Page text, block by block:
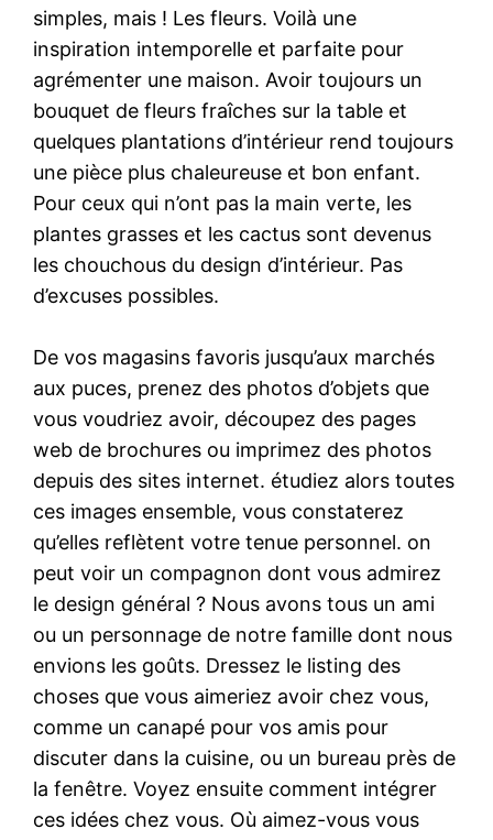
simples, mais ! Les fleurs. Voilà une
inspiration intemporelle et parfaite pour
agrémenter une maison. Avoir toujours un
bouquet de fleurs fraîches sur la table et
quelques plantations d’intérieur rend toujours
une pièce plus chaleureuse et bon enfant.
Pour ceux qui n’ont pas la main verte, les
plantes grasses et les cactus sont devenus
les chouchous du design d’intérieur. Pas
d’excuses possibles.
De vos magasins favoris jusqu’aux marchés
aux puces, prenez des photos d’objets que
vous voudriez avoir, découpez des pages
web de brochures ou imprimez des photos
depuis des sites internet. étudiez alors toutes
ces images ensemble, vous constaterez
qu’elles reflètent votre tenue personnel. on
peut voir un compagnon dont vous admirez
le design général ? Nous avons tous un ami
ou un personnage de notre famille dont nous
envions les goûts. Dressez le listing des
choses que vous aimeriez avoir chez vous,
comme un canapé pour vos amis pour
discuter dans la cuisine, ou un bureau près de
la fenêtre. Voyez ensuite comment intégrer
ces idées chez vous. Où aimez-vous vous